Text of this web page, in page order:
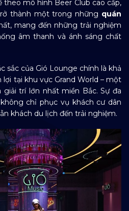
mô hình Beer Club cao cấp,
thành một trong những quán
mang đến những trải nghiệm
âm thanh và ánh sáng chất
sắc của Gió Lounge chính là khả
tại khu vực Grand World – một
trí lớn nhất miền Bắc. Sự đa
chỉ phục vụ khách cư dân
khách du lịch đến trải nghiệm.